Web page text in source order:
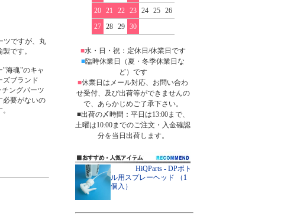
ツですが、丸
です。
"海魂"のキャ
ズブランド
ングパーツ
必要がないの
20
21 22 23 24 25
26
27
28 29 30
■水・日・祝：定休日/休業日です
■臨時休業日（夏・冬季休業日な
ど）です
■休業日はメール対応、お問い合わ
せ受付、及び出荷等ができませんの
で、あらかじめご了承下さい。
■出荷の〆時間：平日は13:00まで、
土曜は10:00までのご注文・入金確認
分を当日出荷します。
HiQParts - DPボト
ル用スプレーヘッド （1
個入）